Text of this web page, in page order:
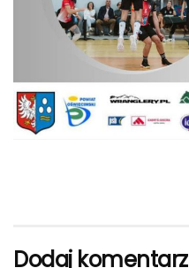
Dodaj komentarz